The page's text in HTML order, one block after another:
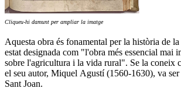
Cliqueu-hi damunt per ampliar la imatge
Aquesta obra és fonamental per la història de
estat designada com "l'obra més essencial mai
sobre l'agricultura i la vida rural". Se la coneix
el seu autor, Miquel Agustí (1560-1630), va
Sant Joan.